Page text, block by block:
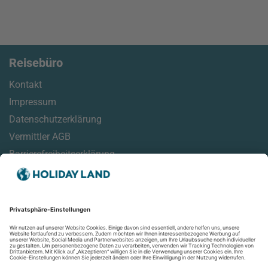
Reisebüro
Kontakt
Impressum
Datenschutzerklärung
Vermittler AGB
Barrierefreiheitserklärung
Reisemonitor
Online Check-In Informationen
Reisehinweise